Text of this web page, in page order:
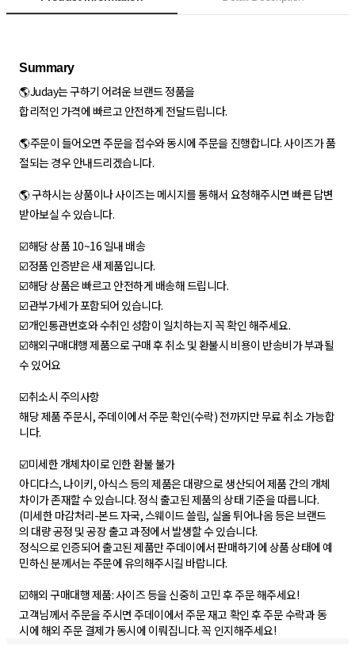
Summary
🌎Juday는 구하기 어려운 브랜드 정품을
합리적인 가격에 빠르고 안전하게 전달드립니다.
🌎주문이 들어오면 주문을 접수와 동시에 주문을 진행합니다. 사이즈가 품
절되는 경우 안내드리겠습니다.
🌎 구하시는 상품이나 사이즈는 메시지를 통해서 요청해주시면 빠른 답변
받아보실 수 있습니다.
☑️해당 상품 10~16 일내 배송
☑️정품 인증받은 새 제품입니다.
☑️해당 상품은 빠르고 안전하게 배송해 드립니다.
☑️관부가세가 포함되어 있습니다.
☑️개인통관번호와 수취인 성함이 일치하는지 꼭 확인 해주세요.
☑️해외구매대행 제품으로 구매 후 취소 및 환불시 비용이 반송비가 부과될
수 있어요
☑️취소시 주의사항
해당 제품 주문시, 주데이에서 주문 확인(수락) 전까지만 무료 취소 가능합
니다.
☑️미세한 개체차이로 인한 환불 불가
아디다스, 나이키, 아식스 등의 제품은 대량으로 생산되어 제품 간의 개체
차이가 존재할 수 있습니다. 정식 출고된 제품의 상태 기준을 따릅니다.
(미세한 마감처리-본드 자국, 스웨이드 쓸림, 실올 튀어나옴 등은 브랜드
의 대량 공정 및 공장 출고 과정에서 발생할 수 있습니다.
정식으로 인증되어 출고된 제품만 주데이에서 판매하기에 상품 상태에 예
민하신 분께서는 주문에 유의해주시길 바랍니다.
☑️해외 구매대행 제품: 사이즈 등을 신중히 고민 후 주문 해주세요!
고객님께서 주문을 주시면 주데이에서 주문 재고 확인 후 주문 수락과 동
시에 해외 주문 결제가 동시에 이뤄집니다. 꼭 인지해주세요!